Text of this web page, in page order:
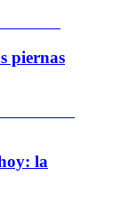
piernas
la